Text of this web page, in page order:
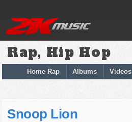
Rap, Hip Hop
Home Rap Albums Videos
Snoop Lion